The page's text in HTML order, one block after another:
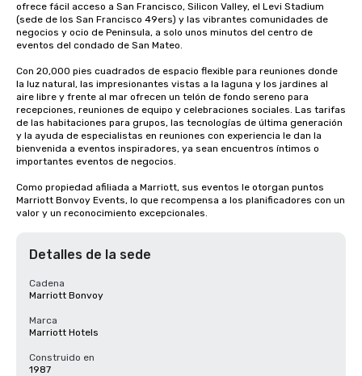
ofrece fácil acceso a San Francisco, Silicon Valley, el Levi Stadium
(sede de los San Francisco 49ers) y las vibrantes comunidades de
negocios y ocio de Peninsula, a solo unos minutos del centro de
eventos del condado de San Mateo.
Con 20,000 pies cuadrados de espacio flexible para reuniones donde
la luz natural, las impresionantes vistas a la laguna y los jardines al
aire libre y frente al mar ofrecen un telón de fondo sereno para
recepciones, reuniones de equipo y celebraciones sociales. Las tarifas
de las habitaciones para grupos, las tecnologías de última generación
y la ayuda de especialistas en reuniones con experiencia le dan la
bienvenida a eventos inspiradores, ya sean encuentros íntimos o
importantes eventos de negocios.
Como propiedad afiliada a Marriott, sus eventos le otorgan puntos
Marriott Bonvoy Events, lo que recompensa a los planificadores con un
valor y un reconocimiento excepcionales.
Detalles de la sede
Cadena
Marriott Bonvoy
Marca
Marriott Hotels
Construido en
1987